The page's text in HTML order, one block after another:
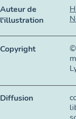
Auteur de
l'illustration
Copyright
Diffusion